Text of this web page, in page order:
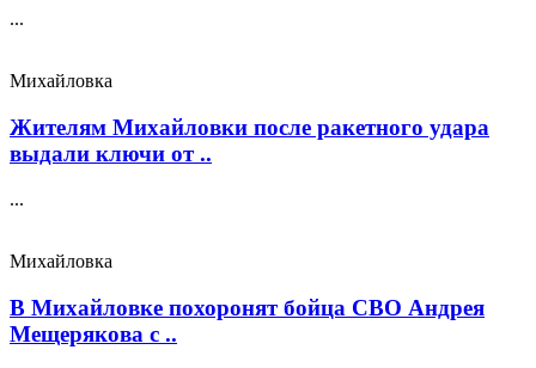
...
Михайловка
Жителям Михайловки после ракетного удара
выдали ключи от ..
...
Михайловка
В Михайловке похоронят бойца СВО Андрея
Мещерякова с ..